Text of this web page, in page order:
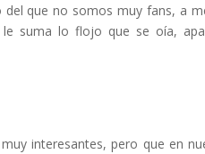
del que no somos muy fans, a
suma lo flojo que se oía,
muy interesantes, pero que en